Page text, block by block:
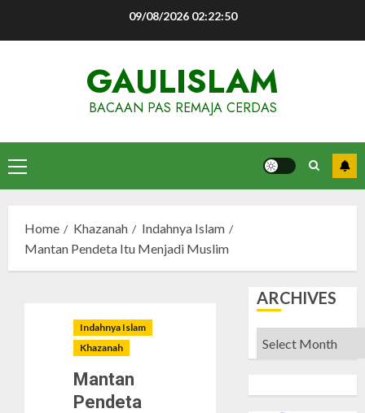
09/08/2026 02:22:51
GAULISLAM
BACAAN PAS REMAJA CERDAS
Primary
Menu
Home Khazanah
Indahnya Islam
Mantan Pendeta Itu Menjadi Muslim
Indahnya Islam
Khazanah
Mantan
Pendeta
ARCHIVES
Archives